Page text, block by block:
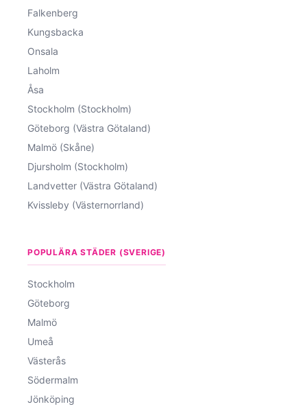
Falkenberg
Kungsbacka
Onsala
Laholm
Åsa
Stockholm (Stockholm)
Göteborg (Västra Götaland)
Malmö (Skåne)
Djursholm (Stockholm)
Landvetter (Västra Götaland)
Kvissleby (Västernorrland)
POPULÄRA STÄDER (SVERIGE)
Stockholm
Göteborg
Malmö
Umeå
Västerås
Södermalm
Jönköping